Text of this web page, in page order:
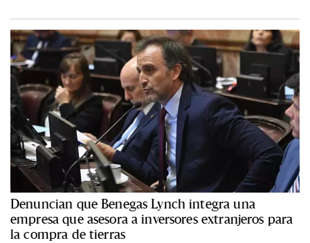
Denuncian que Benegas Lynch integra una
empresa que asesora a inversores extranjeros para
la compra de tierras